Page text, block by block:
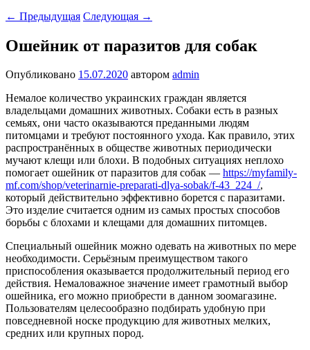
← Предыдущая Следующая →
Ошейник от паразитов для собак
Опубликовано 15.07.2020 автором admin
Немалое количество украинских граждан является
владельцами домашних животных. Собаки есть в разных
семьях, они часто оказываются преданными людям
питомцами и требуют постоянного ухода. Как правило, этих
распространённых в обществе животных периодически
мучают клещи или блохи. В подобных ситуациях неплохо
помогает ошейник от паразитов для собак — https://myfamily-
mf.com/shop/veterinarnie-preparati-dlya-sobak/f-43_224_/,
который действительно эффективно борется с паразитами.
Это изделие считается одним из самых простых способов
борьбы с блохами и клещами для домашних питомцев.
Специальный ошейник можно одевать на животных по мере
необходимости. Серьёзным преимуществом такого
приспособления оказывается продолжительный период его
действия. Немаловажное значение имеет грамотный выбор
ошейника, его можно приобрести в данном зоомагазине.
Пользователям целесообразно подбирать удобную при
повседневной носке продукцию для животных мелких,
средних или крупных пород.